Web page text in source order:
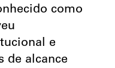
como
e
de alcance